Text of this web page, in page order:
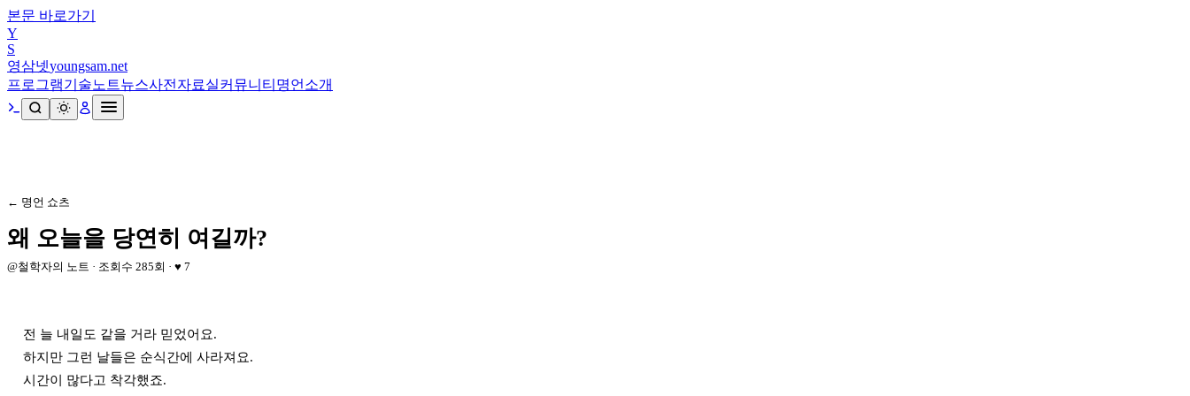
본문 바로가기
Y
S
영삼넷youngsam.net
프로그램기술노트뉴스사전 자료실커뮤니티 명언 소개
← 명언 쇼츠
왜 오늘을 당연히 여길까?
@철학자의 노트 · 조회수 285회 · ♥ 7
전 늘 내일도 같을 거라 믿었어요.
하지만 그런 날들은 순식간에 사라져요.
시간이 많다고 착각했죠.